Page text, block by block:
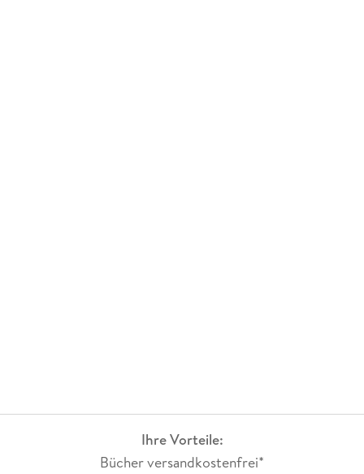
Ihre Vorteile:
Bücher versandkostenfrei*